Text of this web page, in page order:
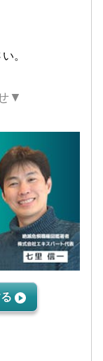
。
▼